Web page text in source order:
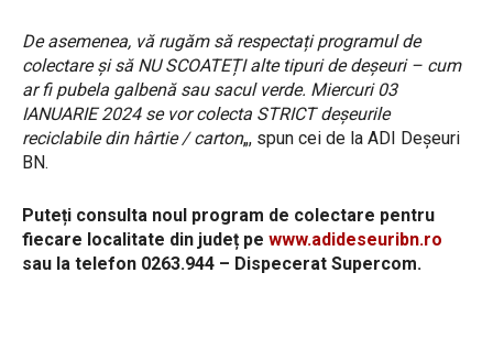
De asemenea, vă rugăm să respectați programul de
colectare și să NU SCOATEȚI alte tipuri de deșeuri – cum
ar fi pubela galbenă sau sacul verde. Miercuri 03
IANUARIE 2024 se vor colecta STRICT deșeurile
reciclabile din hârtie / carton„, spun cei de la ADI Deșeuri
BN.
Puteți consulta noul program de colectare pentru
fiecare localitate din județ pe www.adideseuribn.ro
sau la telefon 0263.944 – Dispecerat Supercom.